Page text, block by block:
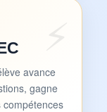
avance
gagne
compétences